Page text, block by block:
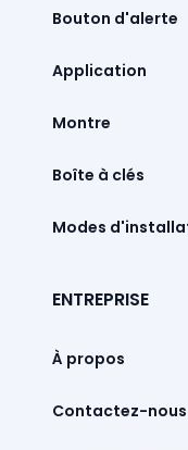
Bouton d'alerte
Montre
Boîte à clés
Modes
ENTREPRISE
À propos
Contactez-nous